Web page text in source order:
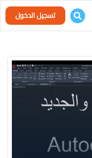
تسجيل الدخول